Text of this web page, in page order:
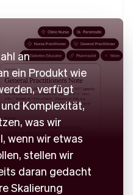
an
ein Produkt wie
verfügt
Komplexität,
was wir
wenn wir etwas
stellen wir
daran gedacht
Skalierung